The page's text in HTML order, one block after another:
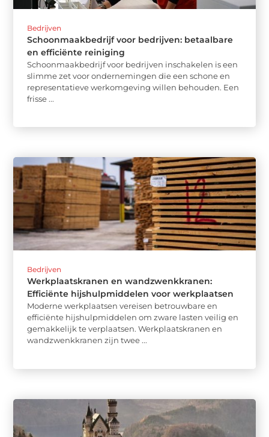
Bedrijven
Schoonmaakbedrijf voor bedrijven: betaalbare
en efficiënte reiniging
Schoonmaakbedrijf voor bedrijven inschakelen is een
slimme zet voor ondernemingen die een schone en
representatieve werkomgeving willen behouden. Een
frisse ...
Bedrijven
Werkplaatskranen en wandzwenkkranen:
Efficiënte hijshulpmiddelen voor werkplaatsen
Moderne werkplaatsen vereisen betrouwbare en
efficiënte hijshulpmiddelen om zware lasten veilig en
gemakkelijk te verplaatsen. Werkplaatskranen en
wandzwenkkranen zijn twee ...